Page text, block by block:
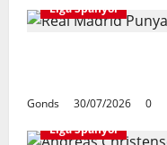
Liga Spanyol
Gonds 30/07/2026
0
Liga Spanyol